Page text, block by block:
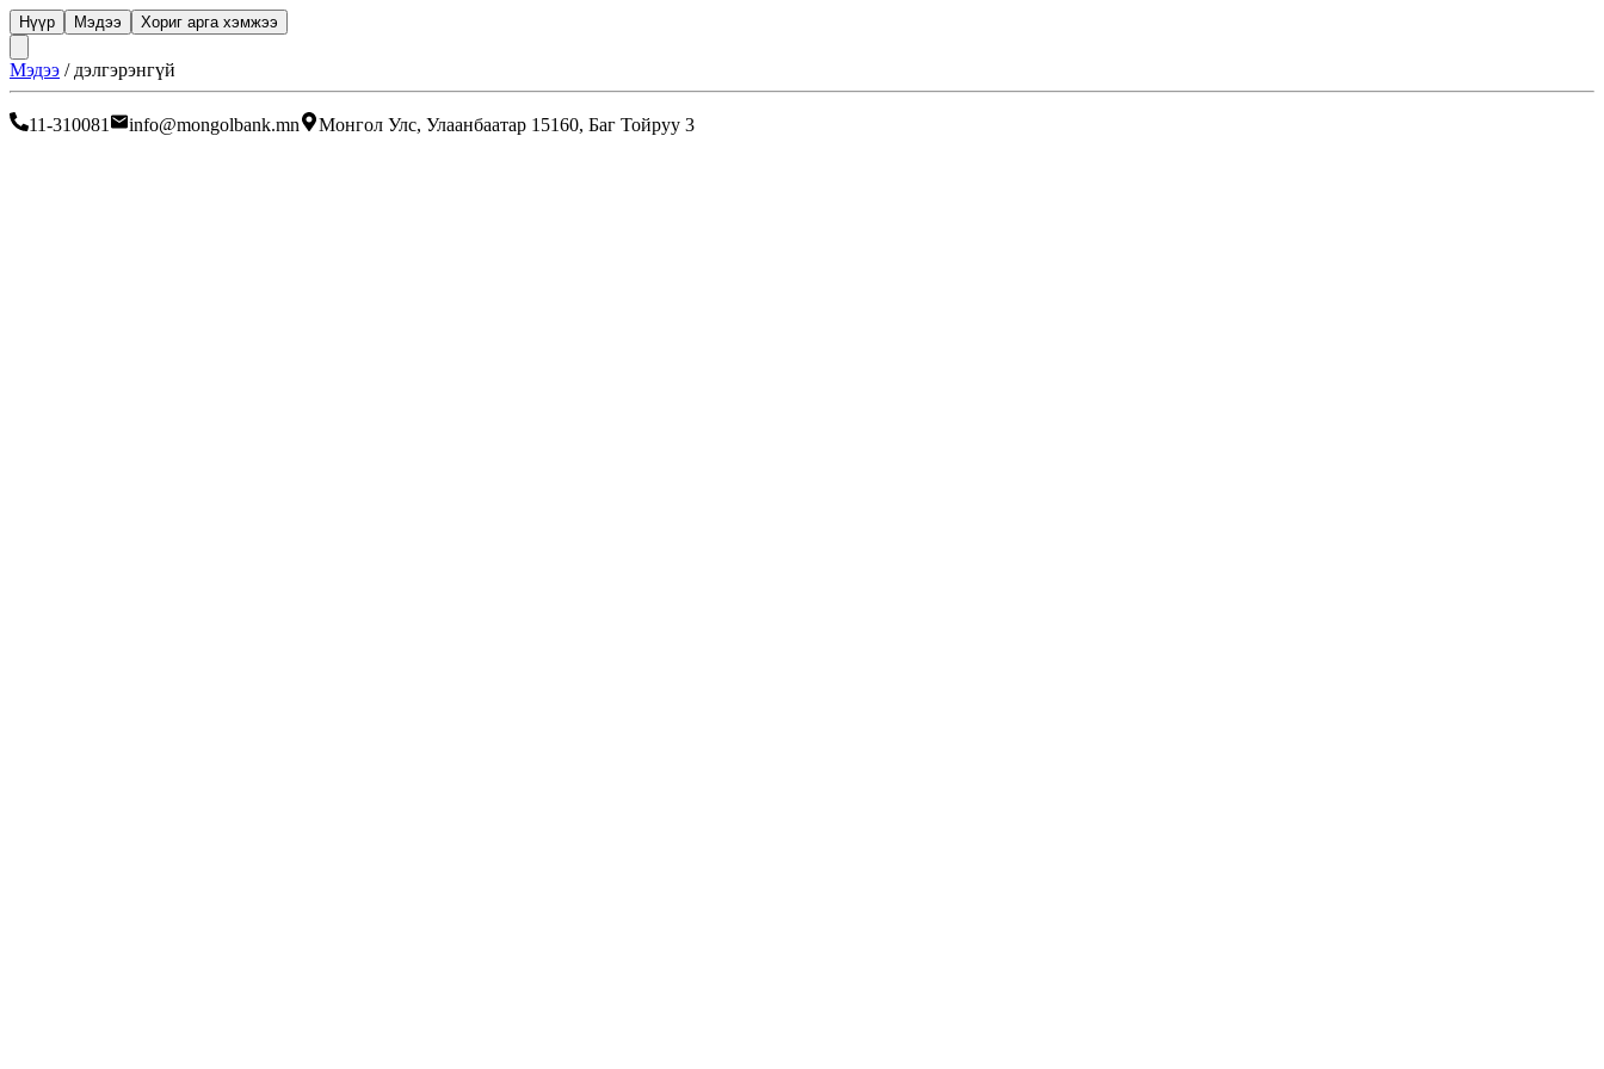
Нүүр Мэдээ Хориг арга хэмжээ
Мэдээ / дэлгэрэнгүй
11-310081 info@mongolbank.mn Монгол Улс, Улаанбаатар 15160, Баг Тойруу 3